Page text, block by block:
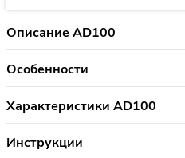
Описание AD100
Особенности
Характеристики AD100
Инструкции